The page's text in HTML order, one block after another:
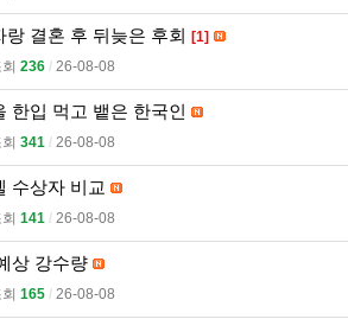
결혼 후 뒤늦은 후회 [1]
236 l 26-08-08
한입 먹고 뱉은 한국인
341 l 26-08-08
수상자 비교
141 l 26-08-08
상 강수량
165 l 26-08-08